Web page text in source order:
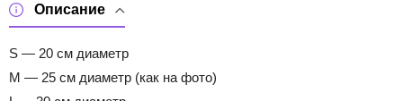
Описание
S — 20 см диаметр
M — 25 см диаметр (как на фото)